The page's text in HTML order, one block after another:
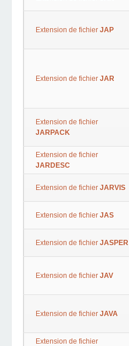
Extension de fichier JAP
Extension de fichier JAR
Extension de fichier
JARPACK
Extension de fichier
JARDESC
Extension de fichier JARVIS
Extension de fichier JAS
Extension de fichier JASPER
Extension de fichier JAV
Extension de fichier JAVA
Extension de fichier